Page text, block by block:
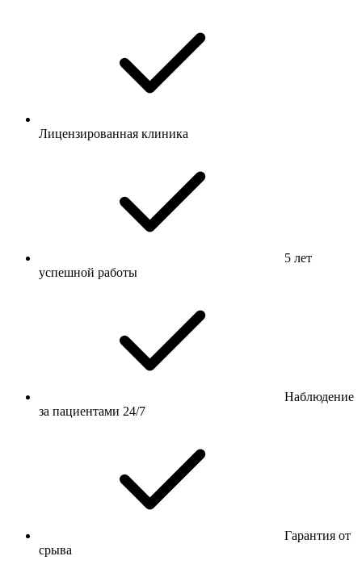
Лицензированная клиника
5 лет
успешной работы
Наблюдение
за пациентами 24/7
Гарантия от
срыва